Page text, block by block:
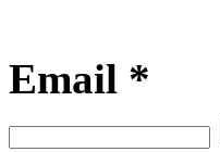
Email *